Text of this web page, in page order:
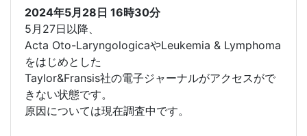
2024年5月28日 16時30分
5月27日以降、
Acta Oto-LaryngologicaやLeukemia & Lymphoma
をはじめとした
Taylor&Fransis社の電子ジャーナルがアクセスがで
きない状態です。
原因については現在調査中です。